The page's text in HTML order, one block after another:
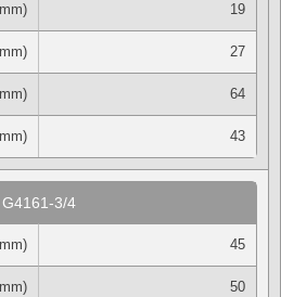
19
27
64
43
G4161-3/4
45
50